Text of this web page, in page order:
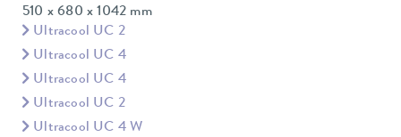
510 x 680 x 1042 mm
Ultracool UC 2
Ultracool UC 4
Ultracool UC 4
Ultracool UC 2
Ultracool UC 4 W